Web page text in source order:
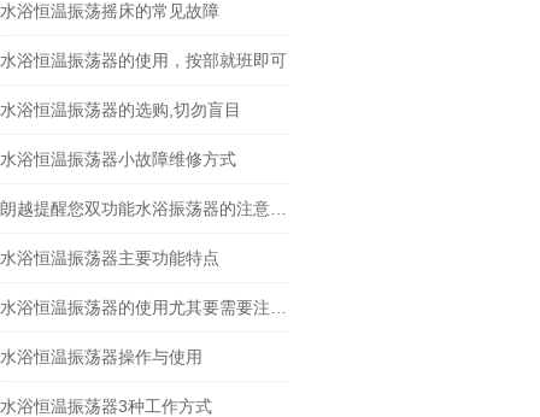
水浴恒温振荡摇床的常见故障
水浴恒温振荡器的使用，按部就班即可
水浴恒温振荡器的选购,切勿盲目
水浴恒温振荡器小故障维修方式
水浴恒温振荡器主要功能特点
水浴恒温振荡器操作与使用
水浴恒温振荡器3种工作方式